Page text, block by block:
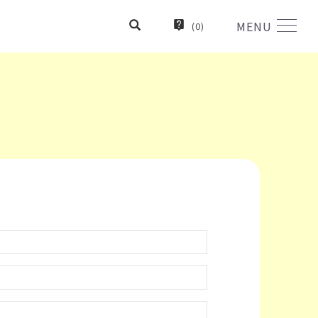
MENU
(0)